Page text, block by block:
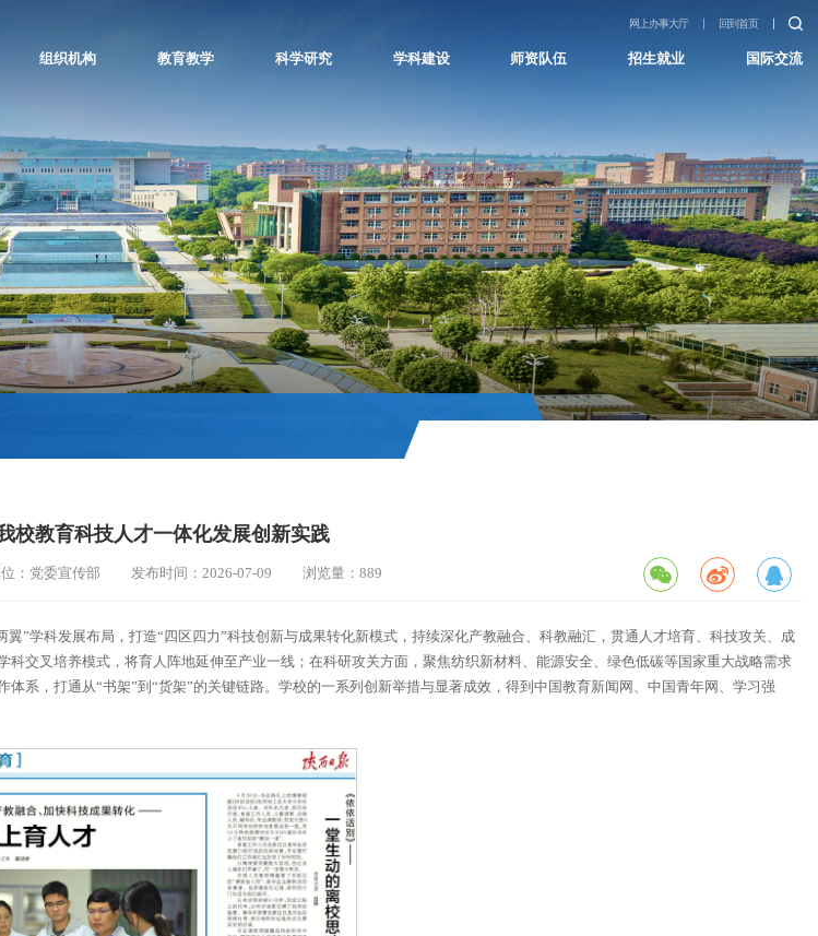
网上办事大厅 回到首页
组织机构 教育教学 科学研究 学科建设 师资队伍 招生就业 国际交流
校教育科技人才一体化发展创新实践
：党委宣传部 发布时间：2026-07-09 浏览量： 889
”学科发展布局，打造“四区四力”科技创新与成果转化新模式，持续深化产教融合、科教融汇，贯通人才培育、科技攻关、成
交叉培养模式，将育人阵地延伸至产业一线；在科研攻关方面，聚焦纺织新材料、能源安全、绿色低碳等国家重大战略需求
系，打通从“书架”到“货架”的关键链路。学校的一系列创新举措与显著成效，得到中国教育新闻网、中国青年网、学习强